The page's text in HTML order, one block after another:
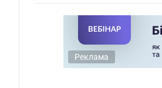
Реклама